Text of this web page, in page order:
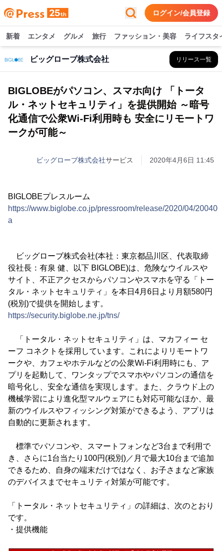
ログイン/会員登録
新着 エンタメ グルメ 旅行 ファッション・美容 ライフスタ
ビッグローブ株式会社 リリース一覧
BIGLOBEがパソコン、スマホ向け 「トータ
ル・ネットセキュリティ」を提供開始 ～暗号
化通信で公衆Wi-Fi利用時も 安全にリモートワ
ークが可能～
ビッグローブ株式会社サービス 2020年4月6日 11:45
BIGLOBEプレスルーム
https://www.biglobe.co.jp/pressroom/release/2020/04/
a
ビッグローブ株式会社(本社：東京都品川区、代表取締
役社長：有泉 健、以下 BIGLOBE)は、危険なウイルスや
サイト、不正アクセスからパソコンやスマホを守る「トー
タル・ネットセキュリティ」を本日4月6日より月額580円
(税別)で提供を開始します。
https://security.biglobe.ne.jp/tns/
「トータル・ネットセキュリティ」は、マカフィー セ
ーフ コネクトを採用しています。これによりリモートワ
ークや、カフェやホテルなどの公衆Wi-Fi利用時にも、ア
プリを起動して、ワンタップでスマホやパソコンの通信を
暗号化し、安全な通信を実現します。また、クラウド上の
機械学習により進化型マルウェアにも対応可能なほか、最
新のウイルスやフィッシング対策ができるよう、アプリは
自動的に更新されます。
標準でパソコンや、スマートフォンなど3台まで利用で
き、さらに1台当たり100円(税別)／月で最大10台まで追加
できるため、自身の端末だけではなく、お子さまなど家族
のデバイスまでセキュリティ対策が可能です。
「トータル・ネットセキュリティ」の詳細は、次のとおり
です。
・提供機能